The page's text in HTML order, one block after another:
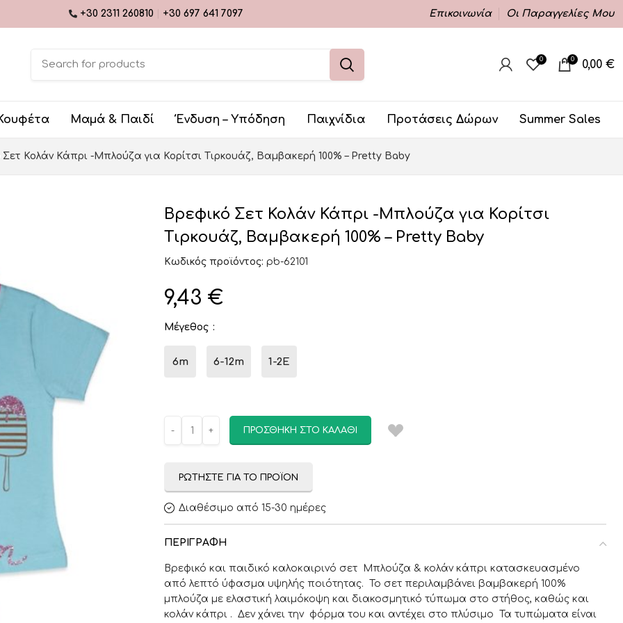
+30 2311 260810 +30 697 641 7097 Επικοινωνία Οι Παραγγελίες Μου
0 0 0,00 €
Μαμά & Παιδί Ένδυση – Υπόδηση Παιχνίδια Προτάσεις Δώρων Summer Sales
Σετ Κολάν Κάπρι -Μπλούζα για Κορίτσι Τιρκουάζ, Βαμβακερή 100% – Pretty Baby
Βρεφικό Σετ Κολάν Κάπρι -Μπλούζα για Κορίτσι
Τιρκουάζ, Βαμβακερή 100% – Pretty Baby
Κωδικός προϊόντος: pb-62101
9,43 €
Μέγεθος
6m 6-12m 1-2E
ΠΡΟΣΘΉΚΗ ΣΤΟ ΚΑΛΆΘΙ
ΡΩΤΉΣΤΕ ΓΙΑ ΤΟ ΠΡΟΪΌΝ
Διαθέσιμο από 15-30 ημέρες
ΠΕΡΙΓΡΑΦΉ
Βρεφικό και παιδικό καλοκαιρινό σετ Μπλούζα & κολάν κάπρι κατασκευασμένο
από λεπτό ύφασμα υψηλής ποιότητας. Το σετ περιλαμβάνει βαμβακερή 100%
μπλούζα με ελαστική λαιμόκοψη και διακοσμητικό τύπωμα στο στήθος, καθώς και
κολάν κάπρι . Δεν χάνει την φόρμα του και αντέχει στο πλύσιμο Τα τυπώματα είναι